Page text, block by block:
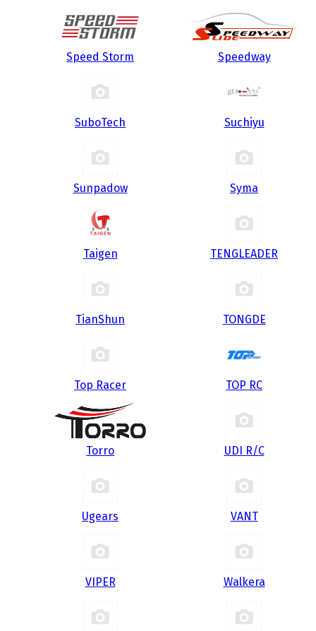
Speed Storm Speedway
SuboTech Suchiyu
Sunpadow Syma
Taigen TENGLEADER
TianShun TONGDE
Top Racer TOP RC
Torro UDI R/С
Ugears VANT
VIPER Walkera